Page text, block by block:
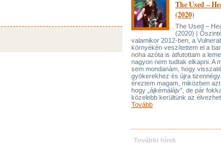
The Used –
(2020)
The Used –
(2020) |
valamikor 2012-ben, a
környékén veszítettem el a
noha azóta is átfutottam a
nagyon nem tudtak elkapni. A
sem mondanám, hogy
gyökerekhez és újra
éreztem magam, miközben azt
hogy „ájkémálájv”, de pár
közelebb kerültünk az
Tovább
További hírek